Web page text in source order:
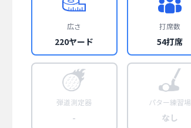
広さ
220ヤード
打席数
54打席
弾道測定器
-
パター練習場
なし